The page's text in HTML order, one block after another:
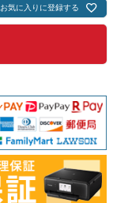
お気に入りに登録する